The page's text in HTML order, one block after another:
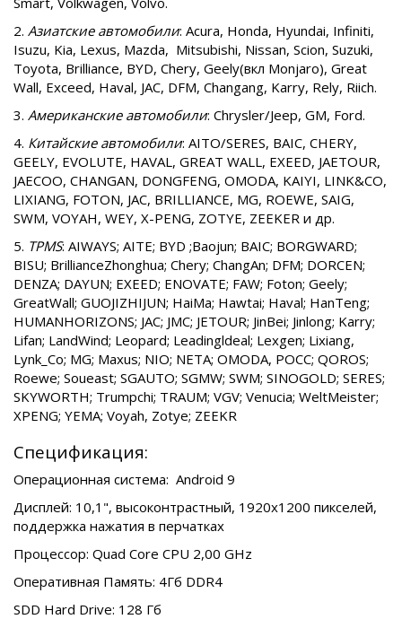
2. Азиатские автомобили: Acura, Honda, Hyundai, Infiniti,
Isuzu, Kia, Lexus, Mazda, Mitsubishi, Nissan, Scion, Suzuki,
Toyota, Brilliance, BYD, Chery, Geely(вкл Monjaro), Great
Wall, Exceed, Haval, JAC, DFM, Changang, Karry, Rely, Riich.
3. Американские автомобили: Chrysler/Jeep, GM, Ford.
4. Китайские автомобили: AITO/SERES, BAIC, CHERY,
GEELY, EVOLUTE, HAVAL, GREAT WALL, EXEED, JAETOUR,
JAECOO, CHANGAN, DONGFENG, OMODA, KAIYI, LINK&CO,
LIXIANG, FOTON, JAC, BRILLIANCE, MG, ROEWE, SAIG,
SWM, VOYAH, WEY, X-PENG, ZOTYE, ZEEKER и др.
5. TPMS: AIWAYS; AITE; BYD ;Baojun; BAIC; BORGWARD;
BISU; BrillianceZhonghua; Chery; ChangAn; DFM; DORCEN;
DENZA; DAYUN; EXEED; ENOVATE; FAW; Foton; Geely;
GreatWall; GUOJIZHIJUN; HaiMa; Hawtai; Haval; HanTeng;
HUMANHORIZONS; JAC; JMC; JETOUR; JinBei; Jinlong; Karry;
Lifan; LandWind; Leopard; Leadingldeal; Lexgen; Lixiang,
Lynk_Co; MG; Maxus; NIO; NETA; OMODA, POCC; QOROS;
Roewe; Soueast; SGAUTO; SGMW; SWM; SINOGOLD; SERES;
SKYWORTH; Trumpchi; TRAUM; VGV; Venucia; WeltMeister;
XPENG; YEMA; Voyah, Zotye; ZEEKR
Спецификация:
Операционная система: Android 9
Дисплей: 10,1", высоконтрастный, 1920х1200 пикселей,
поддержка нажатия в перчатках
Процессор: Quad Core CPU 2,00 GHz
Оперативная Память: 4Гб DDR4
SDD Hard Drive: 128 Гб